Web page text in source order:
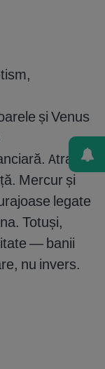
și Venus
Atragi
Mercur și
legate
Totuși,
— banii
nu invers.